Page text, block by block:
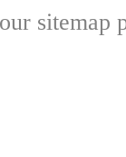
sitemap